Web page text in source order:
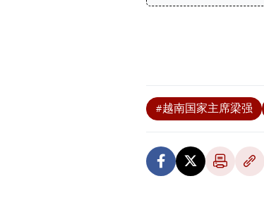
#越南国家主席梁强